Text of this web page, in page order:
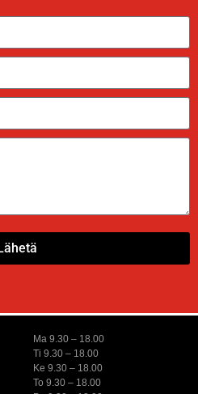
Ma 9.30 – 18.00
Ti 9.30 – 18.00
Ke 9.30 – 18.00
To 9.30 – 18.00